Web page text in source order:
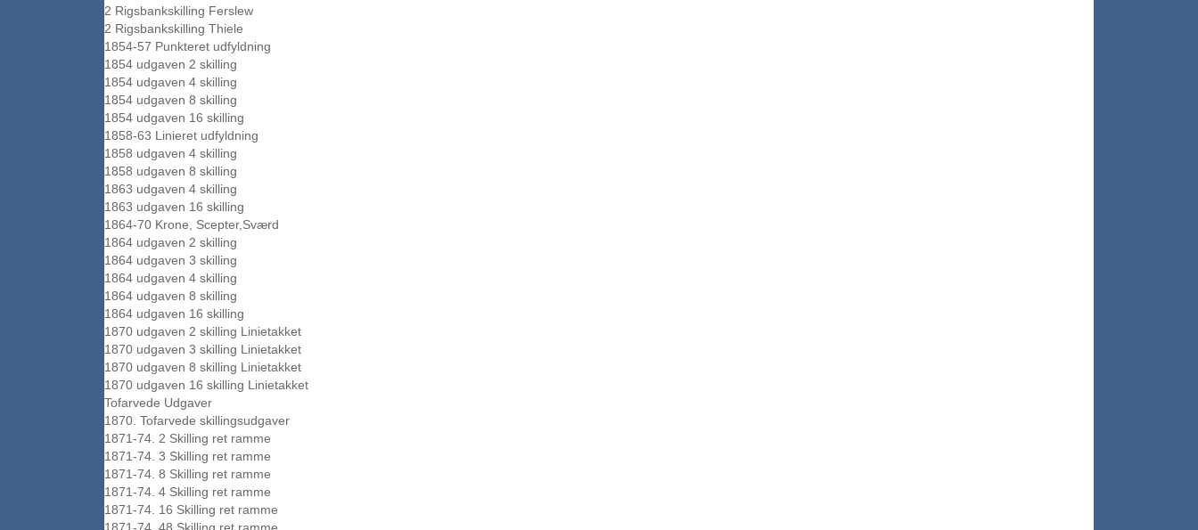
2 Rigsbankskilling Ferslew
2 Rigsbankskilling Thiele
1854-57 Punkteret udfyldning
1854 udgaven 2 skilling
1854 udgaven 4 skilling
1854 udgaven 8 skilling
1854 udgaven 16 skilling
1858-63 Linieret udfyldning
1858 udgaven 4 skilling
1858 udgaven 8 skilling
1863 udgaven 4 skilling
1863 udgaven 16 skilling
1864-70 Krone, Scepter,Sværd
1864 udgaven 2 skilling
1864 udgaven 3 skilling
1864 udgaven 4 skilling
1864 udgaven 8 skilling
1864 udgaven 16 skilling
1870 udgaven 2 skilling Linietakket
1870 udgaven 3 skilling Linietakket
1870 udgaven 8 skilling Linietakket
1870 udgaven 16 skilling Linietakket
Tofarvede Udgaver
1870. Tofarvede skillingsudgaver
1871-74. 2 Skilling ret ramme
1871-74. 3 Skilling ret ramme
1871-74. 8 Skilling ret ramme
1871-74. 4 Skilling ret ramme
1871-74. 16 Skilling ret ramme